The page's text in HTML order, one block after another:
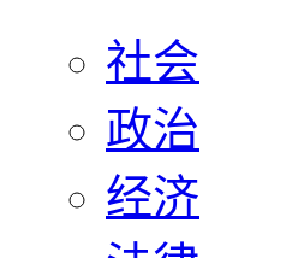
社会
政治
经济